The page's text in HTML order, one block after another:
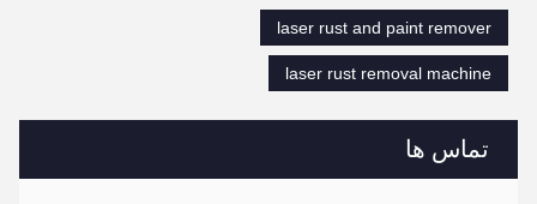
تماس ها
laser rust and paint remover
laser rust removal machine